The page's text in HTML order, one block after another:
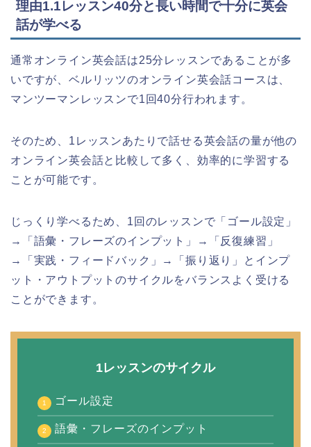
理由1.1レッスン40分と長い時間で十分に英会
話が学べる
通常オンライン英会話は25分レッスンであることが多
いですが、ベルリッツのオンライン英会話コースは、
マンツーマンレッスンで1回40分行われます。
そのため、1レッスンあたりで話せる英会話の量が他の
オンライン英会話と比較して多く、効率的に学習する
ことが可能です。
じっくり学べるため、1回のレッスンで「ゴール設定」
→「語彙・フレーズのインプット」→「反復練習」
→「実践・フィードバック」→「振り返り」とインプ
ット・アウトプットのサイクルをバランスよく受ける
ことができます。
1レッスンのサイクル
ゴール設定
語彙・フレーズのインプット